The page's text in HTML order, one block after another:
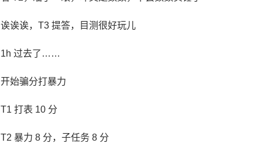
诶诶诶，T3 提答，目测很好玩儿
1h 过去了……
开始骗分打暴力
T1 打表 10 分
T2 暴力 8 分，子任务 8 分